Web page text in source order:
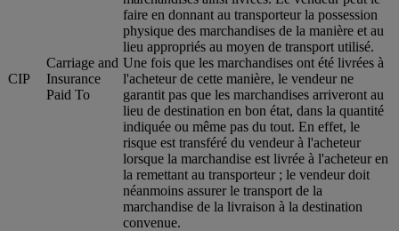
CIP
Carriage and
Insurance
Paid To
faire en donnant au transporteur la possession
physique des marchandises de la manière et au
lieu appropriés au moyen de transport utilisé.
Une fois que les marchandises ont été livrées à
l'acheteur de cette manière, le vendeur ne
garantit pas que les marchandises arriveront au
lieu de destination en bon état, dans la quantité
indiquée ou même pas du tout. En effet, le
risque est transféré du vendeur à l'acheteur
lorsque la marchandise est livrée à l'acheteur en
la remettant au transporteur ; le vendeur doit
néanmoins assurer le transport de la
marchandise de la livraison à la destination
convenue.